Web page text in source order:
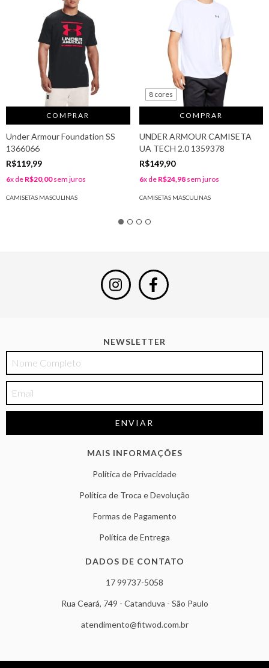
COMPRAR
Under Armour Foundation SS
1366066
R$119,99
6x de R$20,00sem juros
CAMISETAS MASCULINAS
8 cores
COMPRAR
UNDER ARMOUR CAMISETA
UA TECH 2.0 1359378
R$149,90
6x de R$24,98sem juros
CAMISETAS MASCULINAS
NEWSLETTER
MAIS INFORMAÇÕES
Política de Privacidade
Política de Troca e Devolução
Formas de Pagamento
Política de Entrega
DADOS DE CONTATO
17 99737-5058
Rua Ceará, 749 - Catanduva - São Paulo
atendimento@fitwod.com.br